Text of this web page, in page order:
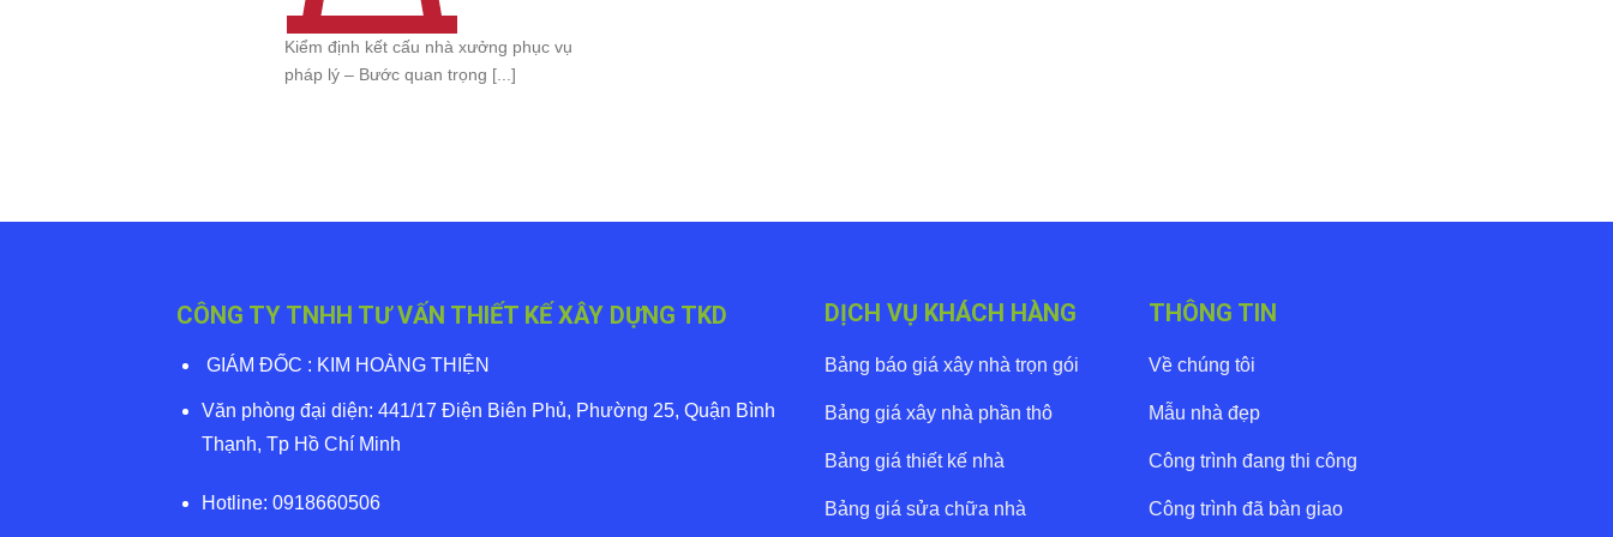
Kiểm định kết cấu nhà xưởng phục vụ
pháp lý – Bước quan trọng [...]
CÔNG TY TNHH TƯ VẤN THIẾT KẾ XÂY DỰNG TKD
GIÁM ĐỐC : KIM HOÀNG THIỆN
Văn phòng đại diện: 441/17 Điện Biên Phủ, Phường 25, Quận Bình
Thạnh, Tp Hồ Chí Minh
Hotline: 0918660506
DỊCH VỤ KHÁCH HÀNG
Bảng báo giá xây nhà trọn gói
Bảng giá xây nhà phần thô
Bảng giá thiết kế nhà
Bảng giá sửa chữa nhà
THÔNG TIN
Về chúng tôi
Mẫu nhà đẹp
Công trình đang thi công
Công trình đã bàn giao